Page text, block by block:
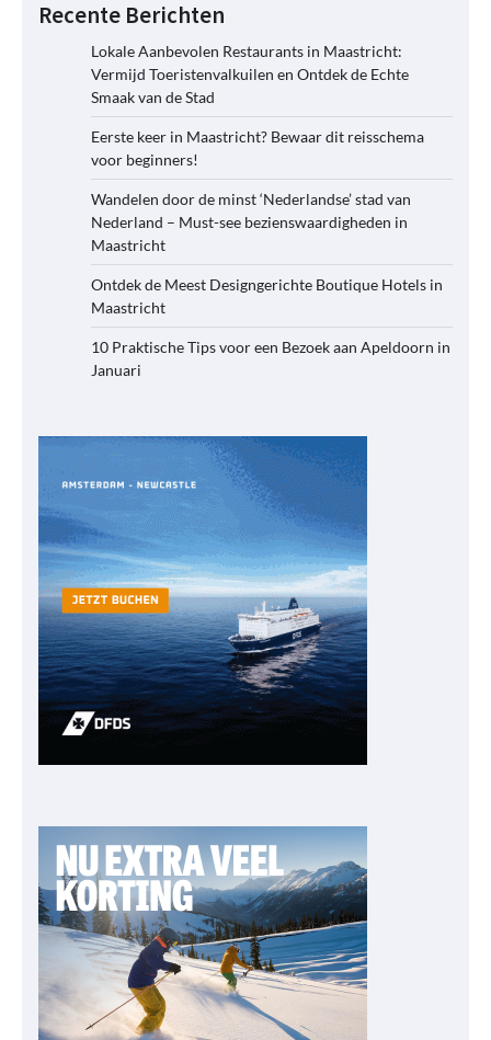
Recente Berichten
Lokale Aanbevolen Restaurants in Maastricht:
Vermijd Toeristenvalkuilen en Ontdek de Echte
Smaak van de Stad
Eerste keer in Maastricht? Bewaar dit reisschema
voor beginners!
Wandelen door de minst ‘Nederlandse’ stad van
Nederland – Must-see bezienswaardigheden in
Maastricht
Ontdek de Meest Designgerichte Boutique Hotels in
Maastricht
10 Praktische Tips voor een Bezoek aan Apeldoorn in
Januari